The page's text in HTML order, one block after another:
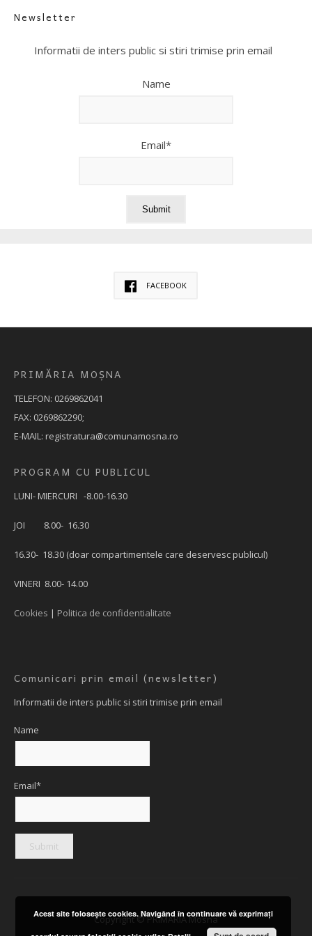
Newsletter
Informatii de inters public si stiri trimise prin email
Name
Email*
FACEBOOK
PRIMĂRIA MOȘNA
TELEFON: 0269862041
FAX: 0269862290;
E-MAIL: registratura@comunamosna.ro
PROGRAM CU PUBLICUL
LUNI- MIERCURI -8.00-16.30
JOI 8.00- 16.30
16.30- 18.30 (doar compartimentele care deservesc publicul)
VINERI 8.00- 14.00
Cookies | Politica de confidentialitate
Comunicari prin email (newsletter)
Informatii de inters public si stiri trimise prin email
Name
Email*
Copyright © PRIMARIA Mosna
Acest site foloseşte cookies. Navigând în continuare vă exprimaţi